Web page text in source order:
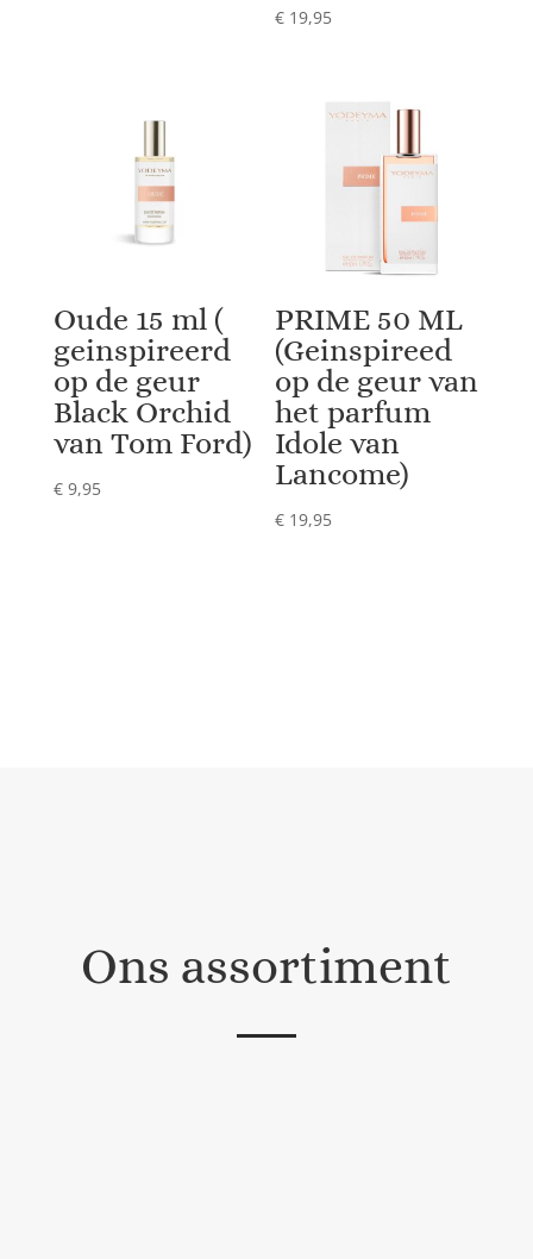
€ 19,95
Oude 15 ml (
geinspireerd
op de geur
Black Orchid
van Tom Ford)
€9,95
PRIME 50 ML
(Geinspireed
op de geur van
het parfum
Idole van
Lancome)
€ 19,95
Ons assortiment